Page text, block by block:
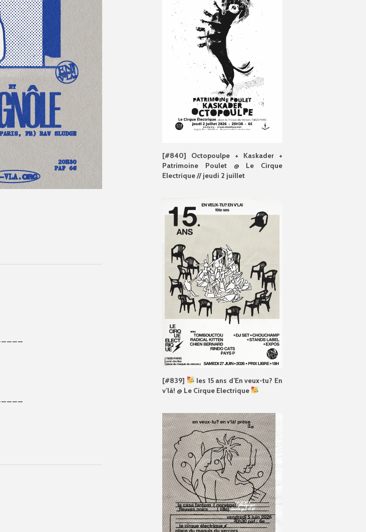
[#840] Octopoulpe + Kaskader +
Patrimoine Poulet @ Le Cirque
Electrique // jeudi 2 juillet
[#839]
les 15 ans d’En veux-tu? En
v’là! @ Le Cirque Electrique